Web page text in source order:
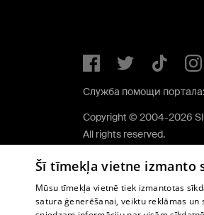
Служба помощи
Copyright © 2004-2026
All rights reserved.
Šī tīmekļa vietne izmanto
Mūsu tīmekļa vietnē tiek izmantotas
satura ģenerēšanai, veiktu reklāmas